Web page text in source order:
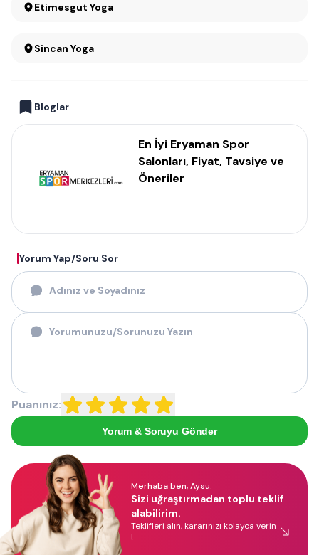
Etimesgut Yoga
Sincan Yoga
Bloglar
En İyi Eryaman Spor
Salonları, Fiyat, Tavsiye ve
Öneriler
Yorum Yap/Soru Sor
Puanınız:
Yorum & Soruyu Gönder
Merhaba ben, Aysu.
Sizi uğraştırmadan toplu teklif
alabilirim.
Teklifleri alın, kararınızı kolayca verin
!